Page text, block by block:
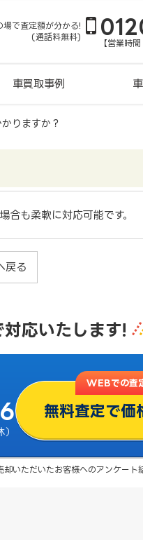
場で査定額が分かる!
(通話料無料)
【営業時
車買取事例
りますか？
合も柔軟に対応可能です。
戻る
応いたします!
WEBでの査
無料査定で価
いただいたお客様へのアンケート